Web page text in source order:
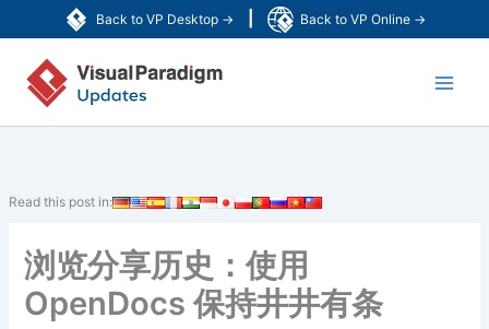
Back to VP Desktop → Back to VP Online →
至
Read this post in:
浏览分享历史：使用
OpenDocs 保持井井有条